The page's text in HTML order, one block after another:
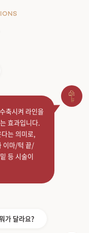
축시켜 라인을
효과입니다.
는 의미로,
이마/턱 끝/
등 시술이
가 달라요?